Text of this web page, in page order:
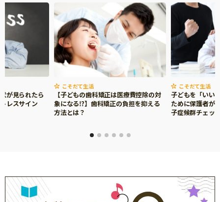
が見られたら
レスサイン
こそだて生活
【子どもの歯科矯正は医療費控除の対
象になる⁉】歯科矯正の負担を抑える
方法とは？
こそだて生活
子どもを「いい
ために保護者が
子症候群チェッ